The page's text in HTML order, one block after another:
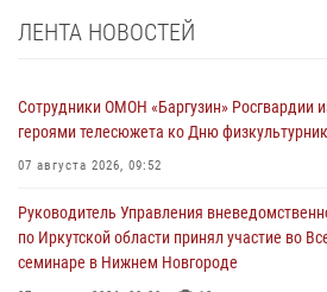
ЛЕНТА НОВОСТЕЙ
Сотрудники ОМОН «Баргузин» Росгвардии
героями телесюжета ко Дню
07 августа 2026, 09:52
Руководитель Управления
по Иркутской области принял участие во
семинаре в Нижнем Новгороде